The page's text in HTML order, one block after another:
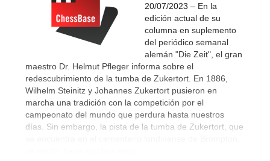
20/07/2023 – En la
edición actual de su
columna en suplemento
del periódico semanal
alemán "Die Zeit", el gran
maestro Dr. Helmut Pfleger informa sobre el
redescubrimiento de la tumba de Zukertort. En 1886,
Wilhelm Steinitz y Johannes Zukertort pusieron en
marcha una tradición con la competición por el
campeonato del mundo que perdura hasta nuestros
días. Sin embargo, la pista de la tumba de Zukertort, que